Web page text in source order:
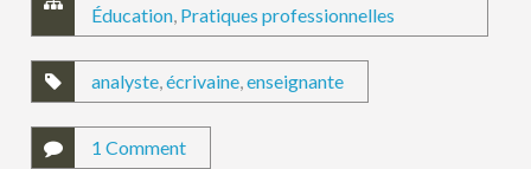
Éducation, Pratiques professionnelles
analyste,écrivaine,enseignante
1 Comment